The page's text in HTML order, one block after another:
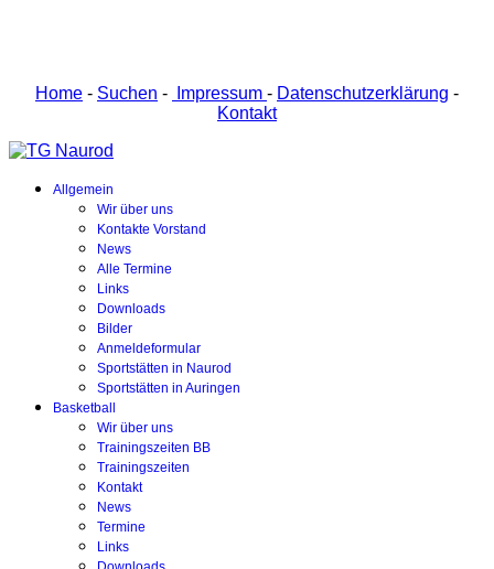
Home - Suchen - Impressum - Datenschutzerklärung -
Kontakt
Allgemein
Wir über uns
Kontakte Vorstand
News
Alle Termine
Links
Downloads
Bilder
Anmeldeformular
Sportstätten in Naurod
Sportstätten in Auringen
Basketball
Wir über uns
Trainingszeiten BB
Trainingszeiten
Kontakt
News
Termine
Links